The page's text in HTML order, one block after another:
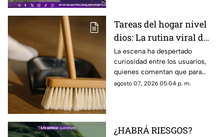
Tareas del hogar nivel
dios: La rutina viral de
esta mamá para la
limpieza el techo
La escena ha despertado
curiosidad entre los usuarios,
quienes comentan que para
algunas personas ningún
agosto 07, 2026 05:04 p. m.
¿HABRÁ RIESGOS?